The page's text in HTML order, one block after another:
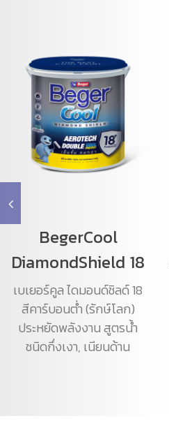
BegerCool
DiamondShield 18
เบเยอร์คูล ไดมอนด์ชิลด์ 18
สีคาร์บอนต่ำ (รักษ์โลก)
ประหยัดพลังงาน สูตรน้ำ
ชนิดกึ่งเงา, เนียนด้าน